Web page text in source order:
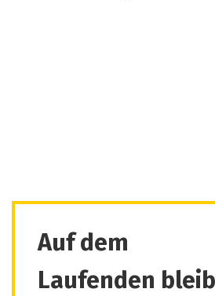
Auf dem
Laufenden